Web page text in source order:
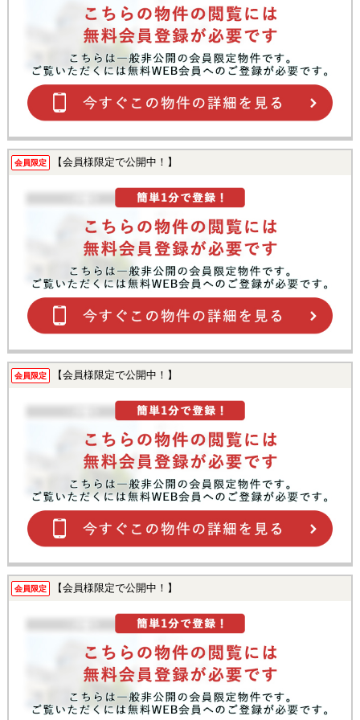
会員限定 【会員様限定で公開中！】
会員限定 【会員様限定で公開中！】
会員限定 【会員様限定で公開中！】